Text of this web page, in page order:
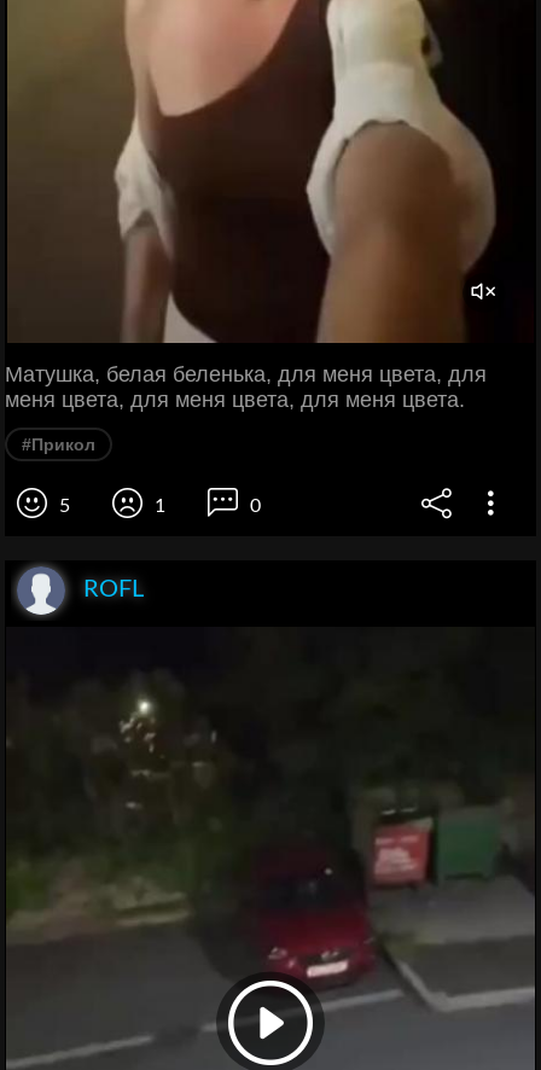
Матушка, белая беленька, для меня цвета, для
меня цвета, для меня цвета, для меня цвета.
#Прикол
5 1 0
ROFL